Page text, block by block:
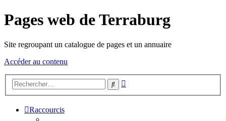
Pages web de Terraburg
Site regroupant un catalogue de pages et un annuaire
Accéder au contenu
Rechercher
Raccourcis